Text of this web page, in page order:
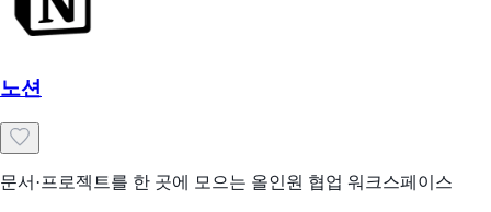
노션
문서·프로젝트를 한 곳에 모으는 올인원 협업 워크스페이스